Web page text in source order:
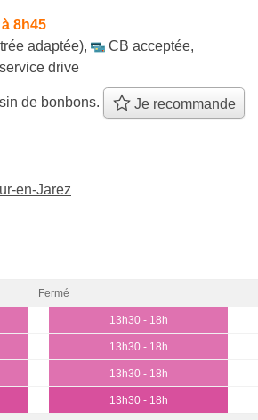
8h45
adaptée), CB acceptée,
service drive
de bonbons. Je recommande
en-Jarez
Fermé
13h30 - 18h
13h30 - 18h
13h30 - 18h
13h30 - 18h